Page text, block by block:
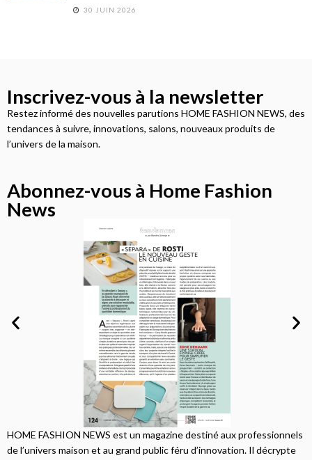
30 JUIN 2026
Inscrivez-vous à la newsletter
Restez informé des nouvelles parutions HOME FASHION NEWS, des
tendances à suivre, innovations, salons, nouveaux produits de
l’univers de la maison.
Abonnez-vous à Home Fashion
News
HOME FASHION NEWS est un magazine destiné aux professionnels
de l’univers maison et au grand public féru d’innovation. Il décrypte